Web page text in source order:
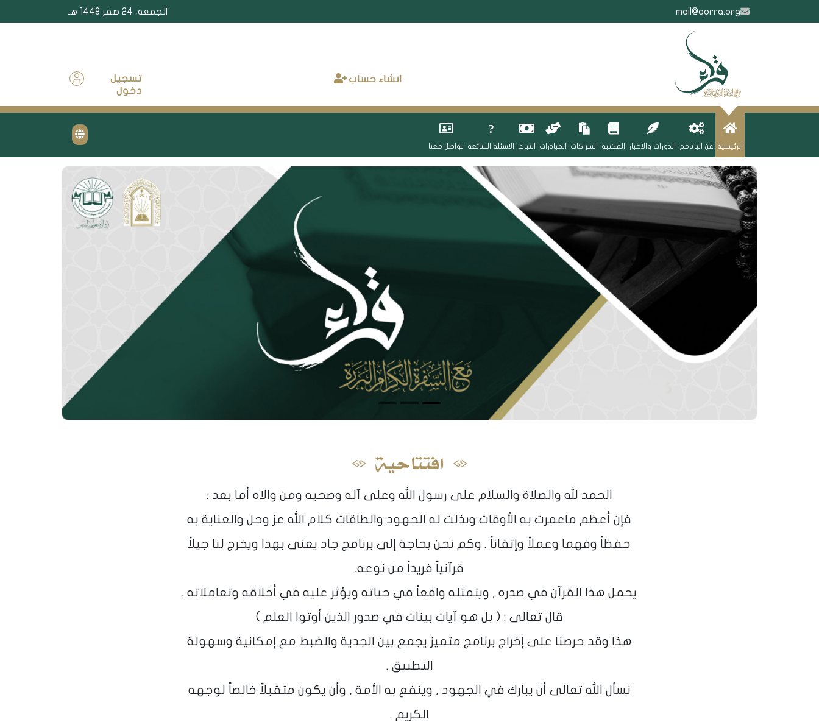
mail@qorra.org الجمعة، 24 صفر 1448 هـ
انشاء حساب
تسجيل
دخول
الرئيسية عن البرنامج الدورات والاخبار المكتبة الشراكات المبادرات التبرع الاسئلة الشائعة تواصل معنا
افتتاحية
الحمد لله والصلاة والسلام على رسول الله وعلى آله وصحبه ومن والاه أما بعد :
فإن أعظم ماعمرت به الأوقات وبذلت له الجهود والطاقات كلام الله عز وجل والعناية به
حفظاً وفهما وعملاً وإتقاناً . وكم نحن بحاجة إلى برنامج جاد يعنى بهذا ويخرج لنا جيلاً
قرآنياً فريداً من نوعه.
يحمل هذا القرآن في صدره , ويتمثله واقعأ في حياته ويؤثر عليه في أخلاقه وتعاملاته .
قال تعالى : ( بل هو آيات بينات في صدور الذين أوتوا العلم )
هذا وقد حرصنا على إخراج برنامج متميز يجمع بين الجدية والضبط مع إمكانية وسهولة
التطبيق .
نسأل الله تعالى أن يبارك في الجهود , وينفع به الأمة , وأن يكون متقبلاً خالصاً لوجهه
الكريم .